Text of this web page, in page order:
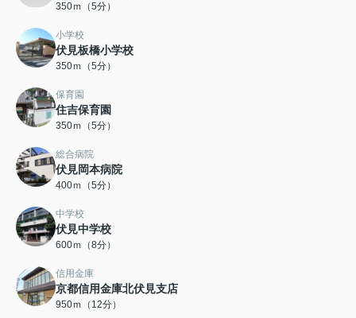
350ｍ（5分）
小学校
伏見板橋小学校
350ｍ（5分）
保育園
住吉保育園
350ｍ（5分）
総合病院
伏見岡本病院
400ｍ（5分）
中学校
伏見中学校
600ｍ（8分）
信用金庫
京都信用金庫北伏見支店
950ｍ（12分）